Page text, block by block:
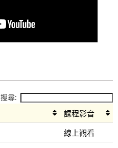
搜尋:
課程影音
線上觀看